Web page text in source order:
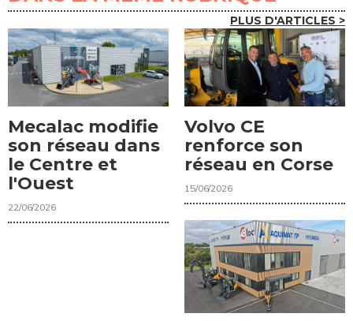
PLUS D'ARTICLES >
Mecalac modifie
son réseau dans
le Centre et
l'Ouest
22/06/2026
Volvo CE
renforce son
réseau en Corse
15/06/2026